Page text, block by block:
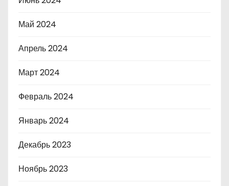
Май 2024
Апрель 2024
Март 2024
Февраль 2024
Январь 2024
Декабрь 2023
Ноябрь 2023